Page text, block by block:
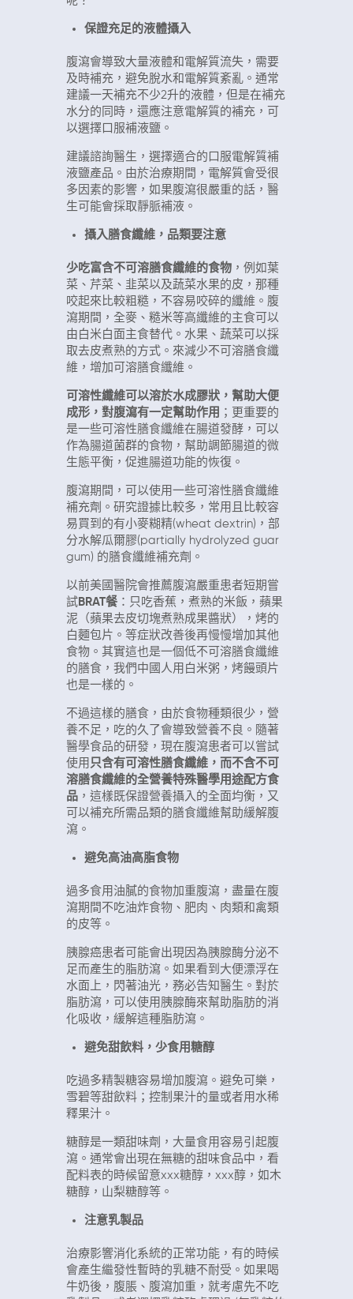
保證充足的液體攝入
腹瀉會導致大量液體和電解質流失，需要
及時補充，避免脫水和電解質紊亂。通常
建議一天補充不少2升的液體，但是在補充
水分的同時，還應注意電解質的補充，可
以選擇口服補液鹽。
建議諮詢醫生，選擇適合的口服電解質補
液鹽產品。由於治療期間，電解質會受很
多因素的影響，如果腹瀉很嚴重的話，醫
生可能會採取靜脈補液。
攝入膳食纖維，品類要注意
少吃富含不可溶膳食纖維的食物 ，例如葉
菜、芹菜、韭菜以及蔬菜水果的皮，那種
咬起來比較粗糙，不容易咬碎的纖維。腹
瀉期間，全麥、糙米等高纖維的主食可以
由白米白面主食替代。水果、蔬菜可以採
取去皮煮熟的方式。來減少不可溶膳食纖
維，增加可溶膳食纖維。
可溶性纖維可以溶於水成膠狀，幫助大便
成形，對腹瀉有一定幫助作用 ；更重要的
是一些可溶性膳食纖維在腸道發酵，可以
作為腸道菌群的食物，幫助調節腸道的微
生態平衡，促進腸道功能的恢復。
腹瀉期間，可以使用一些可溶性膳食纖維
補充劑。研究證據比較多，常用且比較容
易買到的有小麥糊精(wheat dextrin)，部
分水解瓜爾膠(partially hydrolyzed guar
gum) 的膳食纖維補充劑。
以前美國醫院會推薦腹瀉嚴重患者短期嘗
試 BRAT餐 ：只吃香蕉，煮熟的米飯，蘋果
泥（蘋果去皮切塊煮熟成果醬狀），烤的
白麵包片。等症狀改善後再慢慢增加其他
食物。 其實這也是一個低不可溶膳食纖維
的膳食，我們中國人用白米粥，烤饅頭片
也是一樣的。
不過這樣的膳食，由於食物種類很少，營
養不足，吃的久了會導致營養不良。隨著
醫學食品的研發，現在腹瀉患者可以嘗試
使用 只含有可溶性膳食纖維，而不含不可
溶膳食纖維的全營養特殊醫學用途配方食
品 ，這樣既保證營養攝入的全面均衡，又
可以補充所需品類的膳食纖維幫助緩解腹
瀉。
避免高油高脂食物
過多食用油膩的食物加重腹瀉，盡量在腹
瀉期間不吃油炸食物、肥肉、肉類和禽類
的皮等。
胰腺癌患者可能會出現因為胰腺酶分泌不
足而產生的脂肪瀉。如果看到大便漂浮在
水面上，閃著油光，務必告知醫生。對於
脂肪瀉，可以使用胰腺酶來幫助脂肪的消
化吸收，緩解這種脂肪瀉。
避免甜飲料，少食用糖醇
吃過多精製糖容易增加腹瀉。避免可樂，
雪碧等甜飲料；控制果汁的量或者用水稀
釋果汁。
糖醇是一類甜味劑，大量食用容易引起腹
瀉。通常會出現在無糖的甜味食品中，看
配料表的時候留意xxx糖醇，xxx醇，如木
糖醇，山梨糖醇等。
注意乳製品
治療影響消化系統的正常功能，有的時候
會產生繼發性暫時的乳糖不耐受。如果喝
牛奶後，腹脹、腹瀉加重，就考慮先不吃